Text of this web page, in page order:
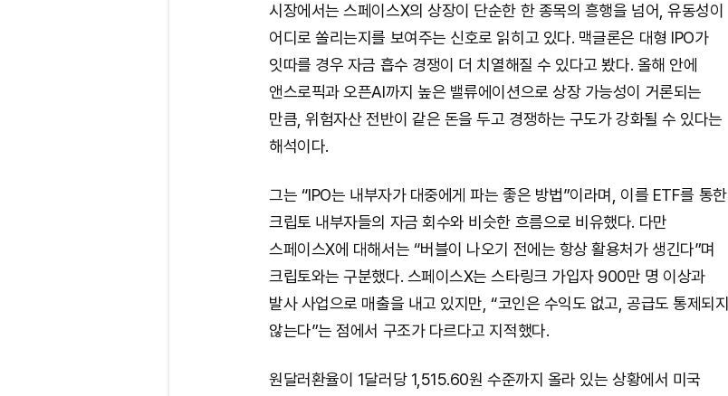
시장에서는 스페이스X의 상장이 단순한 한 종목의 흥행을 넘어, 유동성이
어디로 쏠리는지를 보여주는 신호로 읽히고 있다. 맥글론은 대형 IPO가
잇따를 경우 자금 흡수 경쟁이 더 치열해질 수 있다고 봤다. 올해 안에
앤스로픽과 오픈AI까지 높은 밸류에이션으로 상장 가능성이 거론되는
만큼, 위험자산 전반이 같은 돈을 두고 경쟁하는 구도가 강화될 수 있다는
해석이다.
그는 “IPO는 내부자가 대중에게 파는 좋은 방법”이라며, 이를 ETF를 통한
크립토 내부자들의 자금 회수와 비슷한 흐름으로 비유했다. 다만
스페이스X에 대해서는 “버블이 나오기 전에는 항상 활용처가 생긴다”며
크립토와는 구분했다. 스페이스X는 스타링크 가입자 900만 명 이상과
발사 사업으로 매출을 내고 있지만, “코인은 수익도 없고, 공급도 통제되지
않는다”는 점에서 구조가 다르다고 지적했다.
원달러환율이 1달러당 1,515.60원 수준까지 올라 있는 상황에서 미국